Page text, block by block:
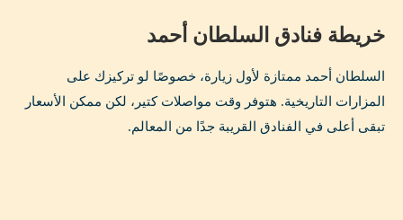
خريطة فنادق السلطان أحمد
السلطان أحمد ممتازة لأول زيارة، خصوصًا لو تركيزك على
المزارات التاريخية. هتوفر وقت مواصلات كتير، لكن ممكن الأسعار
تبقى أعلى في الفنادق القريبة جدًا من المعالم.